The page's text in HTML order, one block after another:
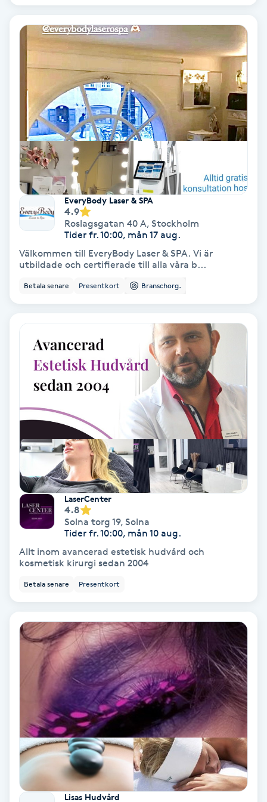
Tuina-massage
Taktil massage
Tandblekning
Tandläkare
Tatuering
Tatueringsborttagning
Terapi
Thaimassage
Torr hårbotten
Triggerpunktsmassage
Trådning
Träning
Vaccination
Vaxning
Vaxning brasiliansk
Veterinär
Vibrationsmassage
Vinyasa Yoga
EveryBody Laser & SPA
4.9
Roslagsgatan 40 A, Stockholm
Tider fr. 10:00, mån 17 aug.
Välkommen till EveryBody Laser & SPA. Vi är
utbildade och certifierade till alla våra b...
Betala senare Presentkort Branschorg.
LaserCenter
4.8
Solna torg 19, Solna
Tider fr. 10:00, mån 10 aug.
Allt inom avancerad estetisk hudvård och
kosmetisk kirurgi sedan 2004
Betala senare Presentkort
Lisas Hudvård